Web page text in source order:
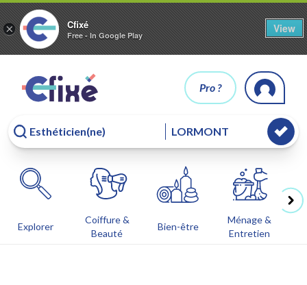
× Cfixé
Free - In Google Play
View
Pro ?
Explorer
Coiffure &
Beauté
Bien-être
Ménage &
Entretien